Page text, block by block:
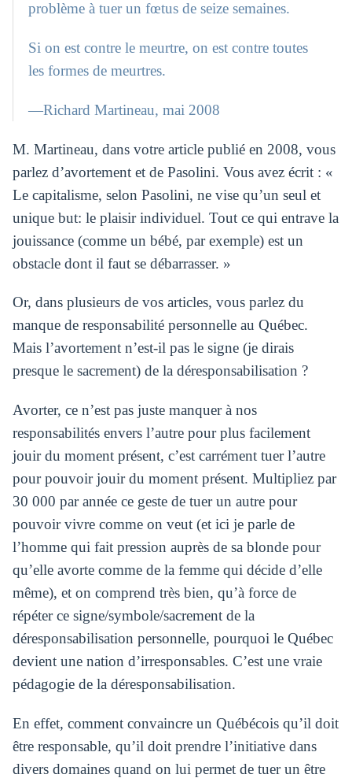
problème à tuer un fœtus de seize semaines.
Si on est contre le meurtre, on est contre toutes
les formes de meurtres.
—Richard Martineau, mai 2008
M. Martineau, dans votre article publié en 2008, vous
parlez d’avortement et de Pasolini. Vous avez écrit : «
Le capitalisme, selon Pasolini, ne vise qu’un seul et
unique but: le plaisir individuel. Tout ce qui entrave la
jouissance (comme un bébé, par exemple) est un
obstacle dont il faut se débarrasser. »
Or, dans plusieurs de vos articles, vous parlez du
manque de responsabilité personnelle au Québec.
Mais l’avortement n’est-il pas le signe (je dirais
presque le sacrement) de la déresponsabilisation ?
Avorter, ce n’est pas juste manquer à nos
responsabilités envers l’autre pour plus facilement
jouir du moment présent, c’est carrément tuer l’autre
pour pouvoir jouir du moment présent. Multipliez par
30 000 par année ce geste de tuer un autre pour
pouvoir vivre comme on veut (et ici je parle de
l’homme qui fait pression auprès de sa blonde pour
qu’elle avorte comme de la femme qui décide d’elle
même), et on comprend très bien, qu’à force de
répéter ce signe/symbole/sacrement de la
déresponsabilisation personnelle, pourquoi le Québec
devient une nation d’irresponsables. C’est une vraie
pédagogie de la déresponsabilisation.
En effet, comment convaincre un Québécois qu’il doit
être responsable, qu’il doit prendre l’initiative dans
divers domaines quand on lui permet de tuer un être